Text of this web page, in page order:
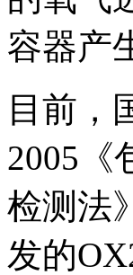
容器产
目前，
2005《
检测法
发的